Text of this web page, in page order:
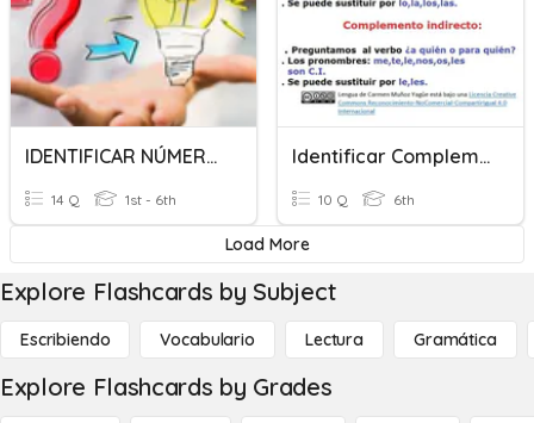
IDENTIFICAR NÚMEROS
14 Q 1st - 6th
Identificar Complemento Directo Y Complemento Indirecto
10 Q 6th
Load More
Explore Flashcards by Subject
Escribiendo Vocabulario Lectura Gramática
Explore Flashcards by Grades